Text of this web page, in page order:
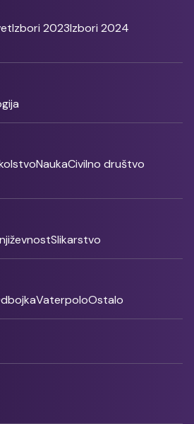
Izbori 2023Izbori 2024
NaukaCivilno društvo
Slikarstvo
VaterpoloOstalo